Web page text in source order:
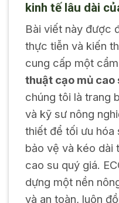
kinh tế lâu dài
Bài viết này được
thực tiễn và kiến
cung cấp một
thuật cạo mủ cao
chúng tôi là trang
và kỹ sư nông
thiết để tối ưu hóa
bảo vệ và kéo dài
cao su quý giá.
dựng một nền
và an toàn, luôn